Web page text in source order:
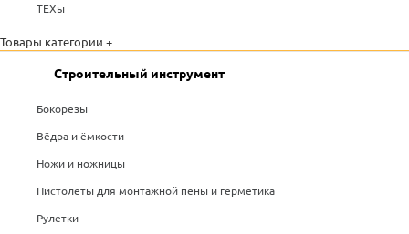
ТЕХы
Товары категории +
Строительный инструмент
Бокорезы
Вёдра и ёмкости
Ножи и ножницы
Пистолеты для монтажной пены и герметика
Рулетки